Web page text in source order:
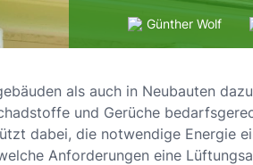
Günther Wolf
als auch in Neubauten
und Gerüche
dabei, die notwendige Energie
Anforderungen eine